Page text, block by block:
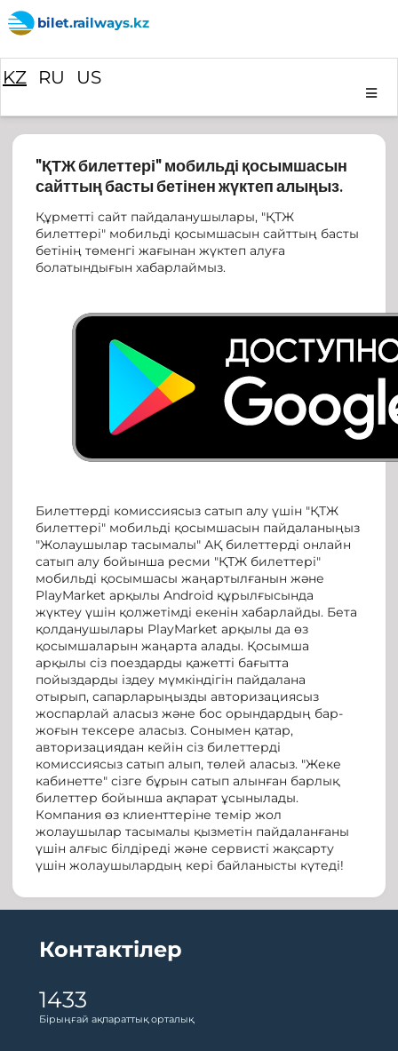
bilet.railways.kz
KZ RU US
"ҚТЖ билеттері" мобильді қосымшасын
сайттың басты бетінен жүктеп алыңыз.
Құрметті сайт пайдаланушылары, "ҚТЖ
билеттері" мобильді қосымшасын сайттың басты
бетінің төменгі жағынан жүктеп алуға
болатындығын хабарлаймыз.
Билеттерді комиссиясыз сатып алу үшін "ҚТЖ
билеттері" мобильді қосымшасын пайдаланыңыз
"Жолаушылар тасымалы" АҚ билеттерді онлайн
сатып алу бойынша ресми "ҚТЖ билеттері"
мобильді қосымшасы жаңартылғанын және
PlayMarket арқылы Android құрылғысында
жүктеу үшін қолжетімді екенін хабарлайды. Бета
қолданушылары PlayMarket арқылы да өз
қосымшаларын жаңарта алады. Қосымша
арқылы сіз поездарды қажетті бағытта
пойыздарды іздеу мүмкіндігін пайдалана
отырып, сапарларыңызды авторизациясыз
жоспарлай аласыз және бос орындардың бар-
жоғын тексере аласыз. Сонымен қатар,
авторизациядан кейін сіз билеттерді
комиссиясыз сатып алып, төлей аласыз. "Жеке
кабинетте" сізге бұрын сатып алынған барлық
билеттер бойынша ақпарат ұсынылады.
Компания өз клиенттеріне темір жол
жолаушылар тасымалы қызметін пайдаланғаны
үшін алғыс білдіреді және сервисті жақсарту
үшін жолаушылардың кері байланысты күтеді!
Контактілер
1433
Бірыңғай ақпараттық орталық